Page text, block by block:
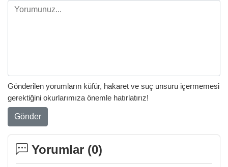
Gönderilen yorumların küfür, hakaret ve suç unsuru içermemesi
gerektiğini okurlarımıza önemle hatırlatırız!
Gönder
Yorumlar (0)